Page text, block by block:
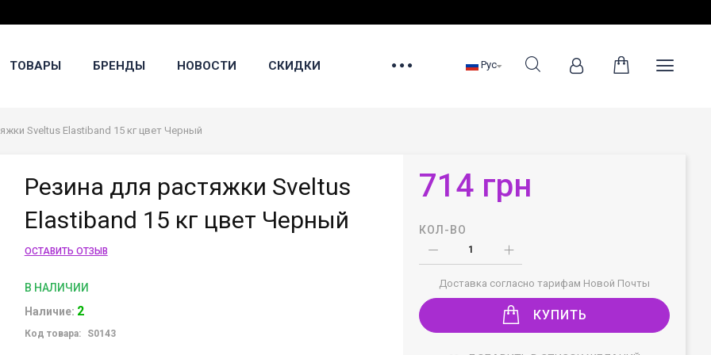
ТОВАРЫ БРЕНДЫ НОВОСТИ СКИДКИ Рус
Sveltus Elastiband 15 кг цвет Черный
Резина для растяжки Sveltus
Elastiband 15 кг цвет Черный
ОСТАВИТЬ ОТЗЫВ
В НАЛИЧИИ
Наличие: 2
Код товара: S0143
714 грн
КОЛ-ВО
Доставка согласно тарифам Новой Почты
КУПИТЬ